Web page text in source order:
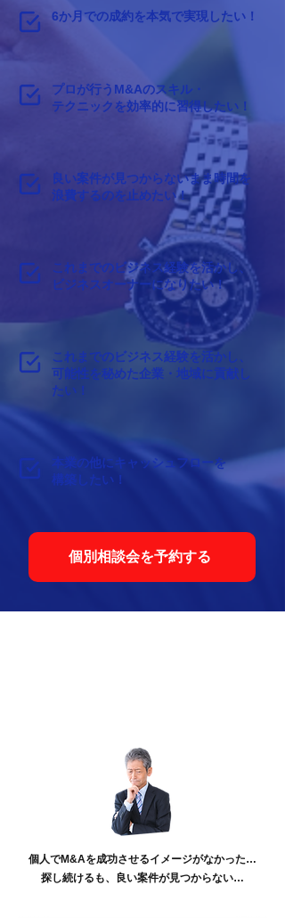
6か月での成約を本気で実現したい！
プロが行うM&Aのスキル・
テクニックを効率的に習得したい！
良い案件が見つからないまま時間を
浪費するのを止めたい！
これまでのビジネス経験を活かし、
ビジネスオーナーになりたい！
これまでのビジネス経験を活かし、
可能性を秘めた企業・地域に貢献し
たい！
本業の他にキャッシュフローを
構築したい！
個別相談会を予約する
個人でM&Aを成功させるイメージがなかった…
探し続けるも、良い案件が見つからない…